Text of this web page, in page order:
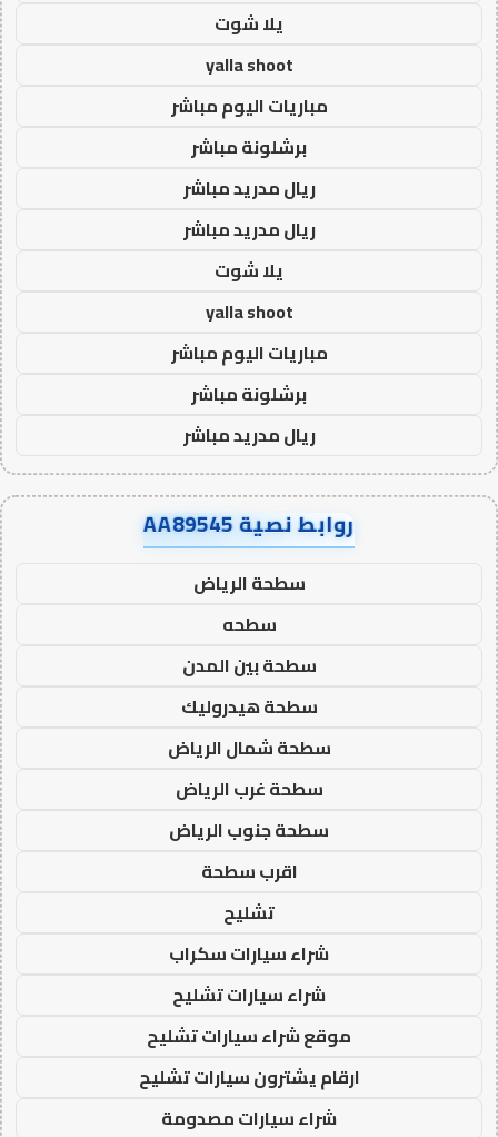
يلا شوت
yalla shoot
مباريات اليوم مباشر
برشلونة مباشر
ريال مدريد مباشر
ريال مدريد مباشر
يلا شوت
yalla shoot
مباريات اليوم مباشر
برشلونة مباشر
ريال مدريد مباشر
روابط نصية AA89545
سطحة الرياض
سطحه
سطحة بين المدن
سطحة هيدروليك
سطحة شمال الرياض
سطحة غرب الرياض
سطحة جنوب الرياض
اقرب سطحة
تشليح
شراء سيارات سكراب
شراء سيارات تشليح
موقع شراء سيارات تشليح
ارقام يشترون سيارات تشليح
شراء سيارات مصدومة